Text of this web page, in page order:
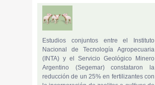
Estudios conjuntos entre el Instituto
Nacional de Tecnología Agropecuaria
(INTA) y el Servicio Geológico Minero
Argentino (Segemar) constataron la
reducción de un 25% en fertilizantes con